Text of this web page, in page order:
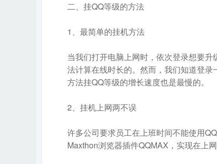
二、挂QQ等级的方法
1、最简单的挂机方法
当我们打开电脑上网时，依次登录想要
法计算在线时长的。然而，我们知道登
方法挂QQ等级的增长速度也是最慢的。
2、挂机上网两不误
许多公司要求员工在上班时间不能使用
Maxthon浏览器插件QQMAX，实现在上